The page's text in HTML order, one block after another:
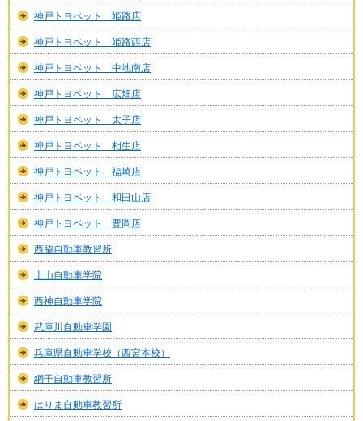
神戸トヨペット 姫路店
神戸トヨペット 姫路西店
神戸トヨペット 中地南店
神戸トヨペット 広畑店
神戸トヨペット 太子店
神戸トヨペット 相生店
神戸トヨペット 福崎店
神戸トヨペット 和田山店
神戸トヨペット 豊岡店
西脇自動車教習所
土山自動車学院
西神自動車学院
武庫川自動車学園
兵庫県自動車学校（西宮本校）
網干自動車教習所
はりま自動車教習所